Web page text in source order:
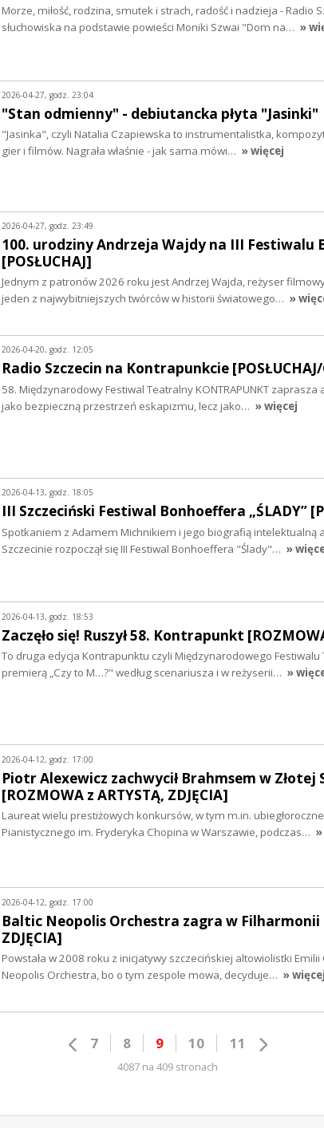
Morze, miłość, rodzina, smutek i strach, radość i nadzieja - Radio
słuchowiska na podstawie powieści Moniki Szwai "Dom na… »
2026-04-27, godz. 23:04
"Stan odmienny" - debiutancka płyta "Jasinki"
"Jasinka", czyli Natalia Czapiewska to instrumentalistka,
gier i filmów. Nagrała właśnie - jak sama mówi… » więcej
2026-04-27, godz. 23:49
100. urodziny Andrzeja Wajdy na III Festiwalu
[POSŁUCHAJ]
Jednym z patronów 2026 roku jest Andrzej Wajda, reżyser
jeden z najwybitniejszych twórców w historii światowego… »
2026-04-20, godz. 12:05
Radio Szczecin na Kontrapunkcie [POSŁUCHAJ/
58. Międzynarodowy Festiwal Teatralny KONTRAPUNKT
jako bezpieczną przestrzeń eskapizmu, lecz jako… » więcej
2026-04-13, godz. 18:05
III Szczeciński Festiwal Bonhoeffera „ŚLADY”
Spotkaniem z Adamem Michnikiem i jego biografią intelektualną
Szczecinie rozpoczął się III Festiwal Bonhoeffera "Ślady"… »
2026-04-13, godz. 18:53
Zaczęło się! Ruszył 58. Kontrapunkt
To druga edycja Kontrapunktu czyli Międzynarodowego
premierą „Czy to M…?" według scenariusza i w reżyserii… »
2026-04-12, godz. 17:00
Piotr Alexewicz zachwycił Brahmsem w Złotej
[ROZMOWA z ARTYSTĄ, ZDJĘCIA]
Laureat wielu prestiżowych konkursów, w tym m.in.
Pianistycznego im. Fryderyka Chopina w Warszawie, podczas…
2026-04-12, godz. 17:00
Baltic Neopolis Orchestra zagra w Filharmonii
ZDJĘCIA]
Powstała w 2008 roku z inicjatywy szczecińskiej altowiolistki
Neopolis Orchestra, bo o tym zespole mowa, decyduje… » więcej
7 8 9 10 11
4087 na 409 stronach